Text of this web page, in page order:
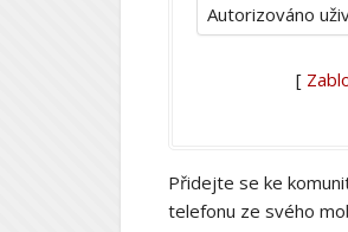
Autorizováno
[
Přidejte se ke
telefonu ze svého